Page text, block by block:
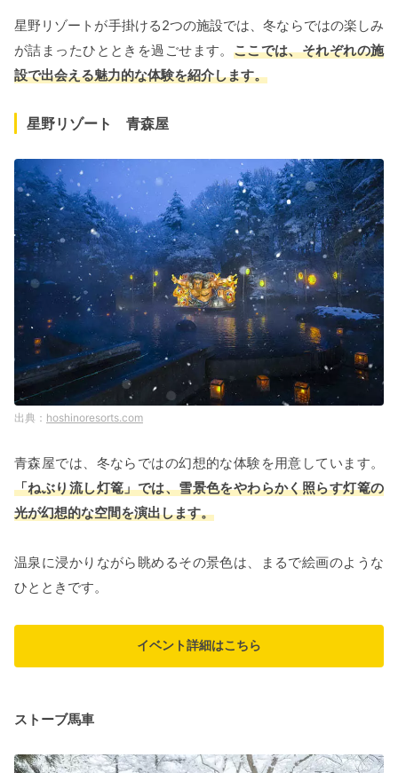
星野リゾートが手掛ける2つの施設では、冬ならではの楽しみ
が詰まったひとときを過ごせます。 ここでは、それぞれの施
設で出会える魅力的な体験を紹介します。
星野リゾート 青森屋
hoshinoresorts.com
青森屋では、冬ならではの幻想的な体験を用意しています。
「ねぶり流し灯篭」では、雪景色をやわらかく照らす灯篭の
光が幻想的な空間を演出します。
温泉に浸かりながら眺めるその景色は、まるで絵画のような
ひとときです。
イベント詳細はこちら
ストーブ馬車